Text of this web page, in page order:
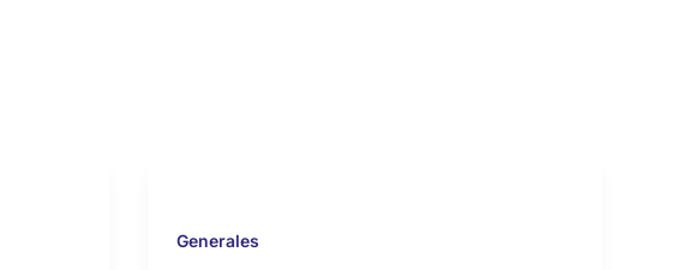
Generales